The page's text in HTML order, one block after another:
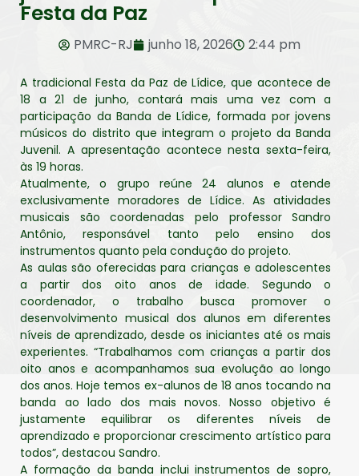
Festa da Paz
PMRC-RJ junho 18, 2026 2:44 pm
A tradicional Festa da Paz de Lídice, que acontece de
18 a 21 de junho, contará mais uma vez com a
participação da Banda de Lídice, formada por jovens
músicos do distrito que integram o projeto da Banda
Juvenil. A apresentação acontece nesta sexta-feira,
às 19 horas.
Atualmente, o grupo reúne 24 alunos e atende
exclusivamente moradores de Lídice. As atividades
musicais são coordenadas pelo professor Sandro
Antônio, responsável tanto pelo ensino dos
instrumentos quanto pela condução do projeto.
As aulas são oferecidas para crianças e adolescentes
a partir dos oito anos de idade. Segundo o
coordenador, o trabalho busca promover o
desenvolvimento musical dos alunos em diferentes
níveis de aprendizado, desde os iniciantes até os mais
experientes. “Trabalhamos com crianças a partir dos
oito anos e acompanhamos sua evolução ao longo
dos anos. Hoje temos ex-alunos de 18 anos tocando na
banda ao lado dos mais novos. Nosso objetivo é
justamente equilibrar os diferentes níveis de
aprendizado e proporcionar crescimento artístico para
todos”, destacou Sandro.
A formação da banda inclui instrumentos de sopro,